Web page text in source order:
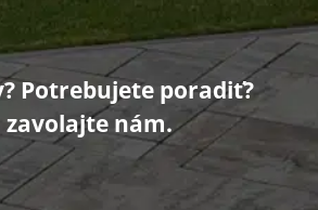
Potrebujete poradiť?
nám.